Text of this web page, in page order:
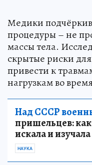
Медики
процедуры – не
массы тела.
скрытые риски
привести к
нагрузкам во
Над СССР
пришельцев: как
искала и
НАУКА